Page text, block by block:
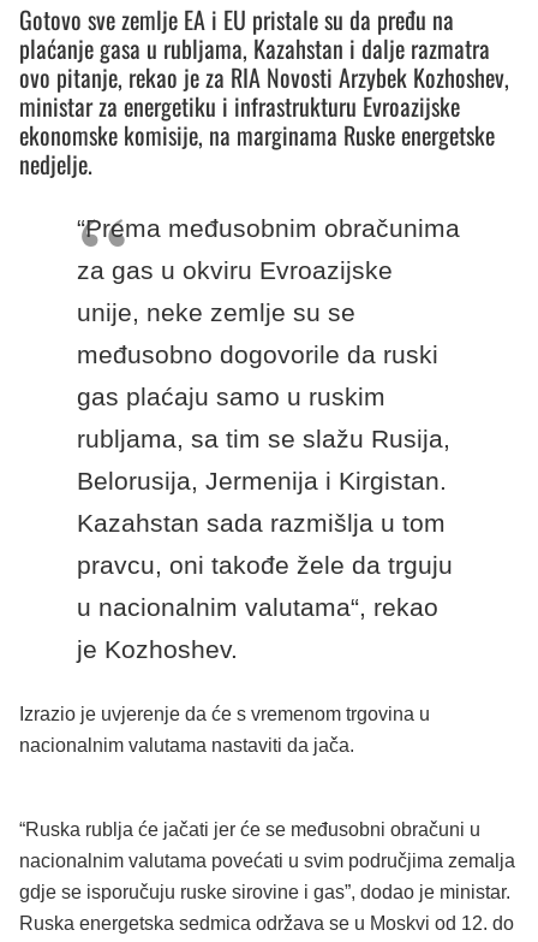
Gotovo sve zemlje EA i EU pristale su da pređu na
plaćanje gasa u rubljama, Kazahstan i dalje razmatra
ovo pitanje, rekao je za RIA Novosti Arzybek Kozhoshev,
ministar za energetiku i infrastrukturu Evroazijske
ekonomske komisije, na marginama Ruske energetske
nedjelje.
“Prema međusobnim obračunima
za gas u okviru Evroazijske
unije, neke zemlje su se
međusobno dogovorile da ruski
gas plaćaju samo u ruskim
rubljama, sa tim se slažu Rusija,
Belorusija, Jermenija i Kirgistan.
Kazahstan sada razmišlja u tom
pravcu, oni takođe žele da trguju
u nacionalnim valutama“, rekao
je Kozhoshev.
Izrazio je uvjerenje da će s vremenom trgovina u
nacionalnim valutama nastaviti da jača.
“Ruska rublja će jačati jer će se međusobni obračuni u
nacionalnim valutama povećati u svim područjima zemalja
gdje se isporučuju ruske sirovine i gas”, dodao je ministar.
Ruska energetska sedmica održava se u Moskvi od 12. do